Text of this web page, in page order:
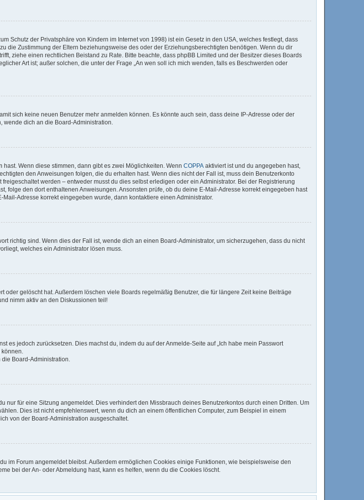
Schutz der Privatsphäre von Kindern im Internet von 1998) ist ein Gesetz in den USA, welches festlegt, dass
die Zustimmung der Eltern beziehungsweise des oder der Erziehungsberechtigten benötigen. Wenn du dir
ziehe einen rechtlichen Beistand zu Rate. Bitte beachte, dass phpBB Limited und der Besitzer dieses Boards
Art ist; außer solchen, die unter der Frage „An wen soll ich mich wenden, falls es Beschwerden oder
sich keine neuen Benutzer mehr anmelden können. Es könnte auch sein, dass deine IP-Adresse oder der
wende dich an die Board-Administration.
Wenn diese stimmen, dann gibt es zwei Möglichkeiten. Wenn COPPA aktiviert ist und du angegeben hast,
den Anweisungen folgen, die du erhalten hast. Wenn dies nicht der Fall ist, muss dein Benutzerkonto
werden – entweder musst du dies selbst erledigen oder ein Administrator. Bei der Registrierung
folge den dort enthaltenen Anweisungen. Ansonsten prüfe, ob du deine E-Mail-Adresse korrekt eingegeben hast
Adresse korrekt eingegeben wurde, dann kontaktiere einen Administrator.
richtig sind. Wenn dies der Fall ist, wende dich an einen Board-Administrator, um sicherzugehen, dass du nicht
welches ein Administrator lösen muss.
gelöscht hat. Außerdem löschen viele Boards regelmäßig Benutzer, die für längere Zeit keine Beiträge
nimm aktiv an den Diskussionen teil!
es jedoch zurücksetzen. Dies machst du, indem du auf der Anmelde-Seite auf „Ich habe mein Passwort
Board-Administration.
nur für eine Sitzung angemeldet. Dies verhindert den Missbrauch deines Benutzerkontos durch einen Dritten. Um
Dies ist nicht empfehlenswert, wenn du dich an einem öffentlichen Computer, zum Beispiel in einem
von der Board-Administration ausgeschaltet.
im Forum angemeldet bleibst. Außerdem ermöglichen Cookies einige Funktionen, wie beispielsweise den
bei der An- oder Abmeldung hast, kann es helfen, wenn du die Cookies löscht.